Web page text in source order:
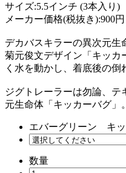
サイズ:5.5インチ (3本入り)
メーカー価格(税抜き):900円
デカバスキラーの異次元生
菊元俊文デザイン「キッカ
く水を動かし、着底後の
ジグトレーラーは勿論、
元生命体「キッカーバグ」。
エバーグリーン キッ
数量